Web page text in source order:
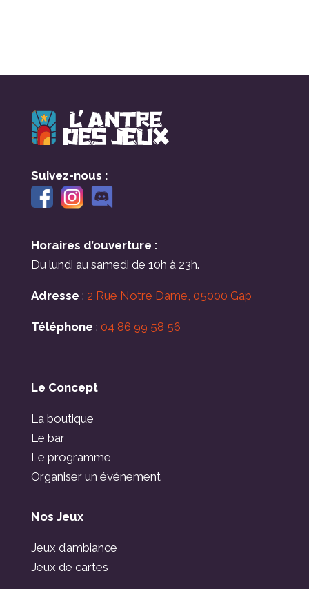
Suivez-nous :
Horaires d’ouverture :
Du lundi au samedi de 10h à 23h.
Adresse : 2 Rue Notre Dame, 05000 Gap
Téléphone : 04 86 99 58 56
Le Concept
La boutique
Le bar
Le programme
Organiser un événement
Nos Jeux
Jeux d’ambiance
Jeux de cartes